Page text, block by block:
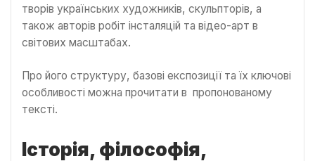
творів українських художників, скульпторів, а
також авторів робіт інсталяцій та відео-арт в
світових масштабах.
Про його структуру, базові експозиції та їх ключові
особливості можна прочитати в пропонованому
тексті.
Історія, філософія,